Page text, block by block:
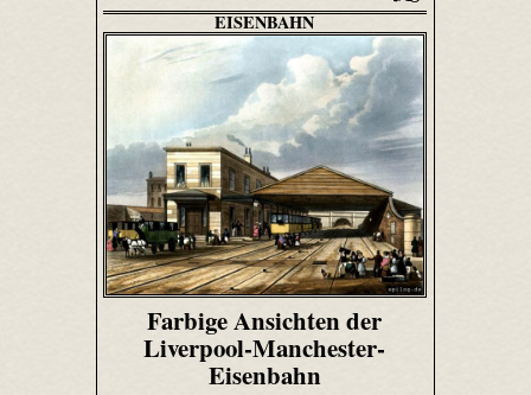
EISENBAHN
Farbige Ansichten der
Liverpool-Manchester-
Eisenbahn